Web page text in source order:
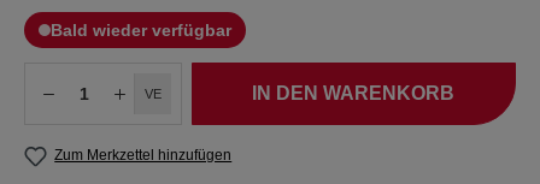
Bald wieder verfügbar
VE IN DEN WARENKORB
Zum Merkzettel hinzufügen